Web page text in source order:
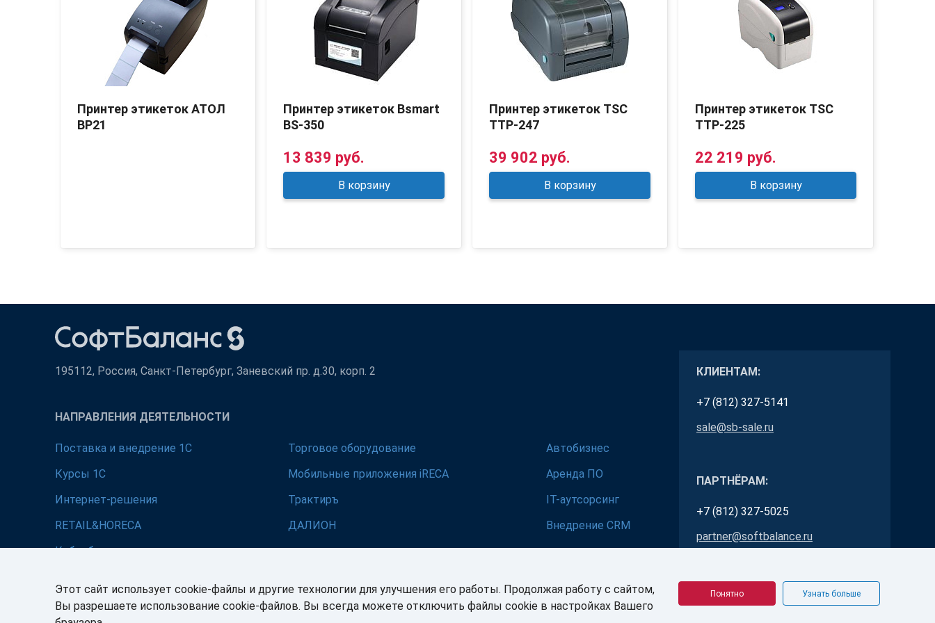
Принтер этикеток АТОЛ
BP21
Принтер этикеток Bsmart
BS-350
13 839 руб.
В корзину
Принтер этикеток TSC
TTP-247
39 902 руб.
В корзину
Принтер этикеток TSC
TTP-225
22 219 руб.
В корзину
195112, Россия, Санкт-Петербург, Заневский пр. д.30, корп. 2
НАПРАВЛЕНИЯ ДЕЯТЕЛЬНОСТИ
Поставка и внедрение 1С Торговое оборудование
Автобизнес
Курсы 1С
Мобильные приложения iRECA
Аренда ПО
Интернет-решения
Трактиръ
IT-аутсорсинг
RETAIL&HORECA
ДАЛИОН
Внедрение CRM
Кибербезопасность
КЛИЕНТАМ:
+7 (812) 327-5141
sale@sb-sale.ru
ПАРТНЁРАМ:
+7 (812) 327-5025
partner@softbalance.ru
Этот сайт использует cookie-файлы и другие технологии для улучшения его работы. Продолжая работу с сайтом,
Вы разрешаете использование cookie-файлов. Вы всегда можете отключить файлы cookie в настройках Вашего
Понятно Узнать больше